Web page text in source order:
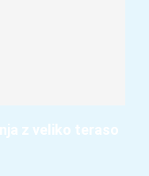
z veliko teraso